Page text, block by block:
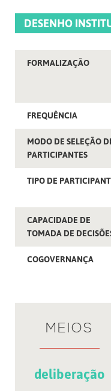
DESENHO
FORMALIZAÇÃO
FREQUÊNCIA
MODO DE SELEÇÃO
PARTICIPANTES
TIPO DE
CAPACIDADE DE
TOMADA DE
COGOVERNANÇA
MEIOS
deliberação